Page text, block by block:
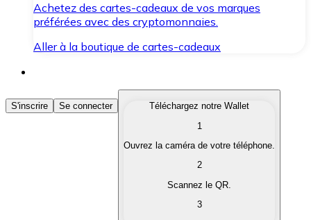
Achetez des cartes-cadeaux de vos marques
préférées avec des cryptomonnaies.
Aller à la boutique de cartes-cadeaux
Acheter des Cryptomonnaies
Achetez les cryptomonnaies qui vous intéressent
Convertissez vos cryptomonnaies en monnaie
S'inscrire Se connecter
Téléchargez notre Wallet
1
Ouvrez la caméra de votre téléphone.
2
Scannez le QR.
3